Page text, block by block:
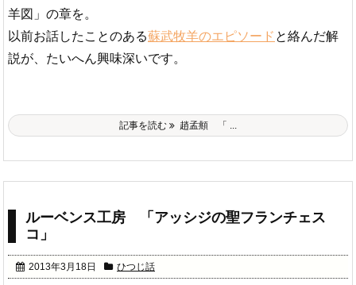
羊図」の章を。
以前お話したことのある蘇武牧羊のエピソード と絡んだ解
説が、たいへん興味深いです。
記事を読む 趙孟頫 「 ...
ルーベンス工房 「アッシジの聖フランチェス
コ」
2013年3月18日 ひつじ話